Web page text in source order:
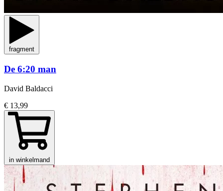
fragment
De 6:20 man
David Baldacci
€ 13,99
in winkelmand